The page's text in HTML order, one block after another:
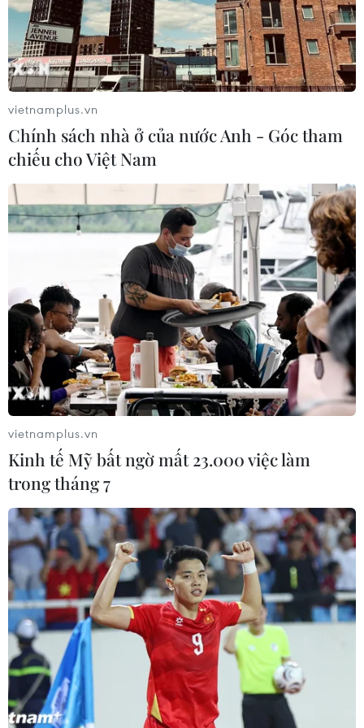
Kinh tế Trung Quốc cho thấy dấu hiệu
phục hồi dù còn chật vật
15/06/2020 04:44
Sản lượng công nghiệp của Trung Quốc trong tháng 5
vừa qua đã tăng 4,4% so với cùng kỳ năm ngoái, thấp
hơn so với mức kỳ vọng, trong bối cảnh nền kinh tế lớn
nhất châu Á vẫn đang chật vật để hồi phục.
Kinh tế Trung Quốc tiếp thêm động lực
cho đà phục hồi trên toàn cầu
16/06/2020 12:24
NBS công bố số liệu cho thấy hoạt động chế tạo của
Trung Quốc tiếp tục tăng trong tháng 5/2020, với sản
vietnamplus.vn
Chính sách nhà ở của nước Anh - Góc tham
chiếu cho Việt Nam
vietnamplus.vn
Kinh tế Mỹ bất ngờ mất 23.000 việc làm
trong tháng 7